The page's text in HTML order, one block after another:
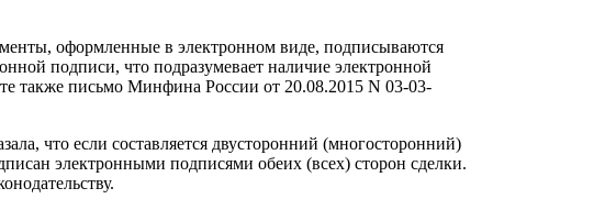
оформленные в электронном виде, подписываются
подписи, что подразумевает наличие электронной
также письмо Минфина России от 20.08.2015 N 03-03-
что если составляется двусторонний (многосторонний)
электронными подписями обеих (всех) сторон сделки.